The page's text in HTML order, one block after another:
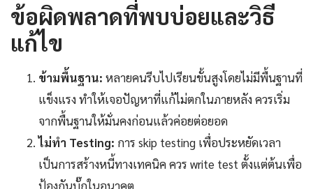
ข้อผิดพลาดที่พบบ่อยและวิธี
แก้ไข
ข้ามพื้นฐาน: หลายคนรีบไปเรียนขั้นสูงโดยไม่มีพื้นฐานที่
แข็งแรง ทำให้เจอปัญหาที่แก้ไม่ตกในภายหลัง ควรเริ่ม
จากพื้นฐานให้มั่นคงก่อนแล้วค่อยต่อยอด
ไม่ทำ Testing: การ skip testing เพื่อประหยัดเวลา
เป็นการสร้างหนี้ทางเทคนิค ควร write test ตั้งแต่ต้นเพื่อ
ป้องกันบั๊กในอนาคต